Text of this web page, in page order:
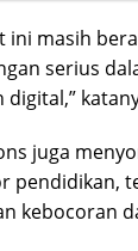
ini masih
serius
juga
pendidikan,
kebocoran